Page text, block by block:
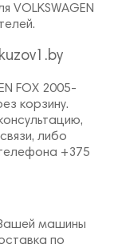
VOLKSWAGEN
FOX 2005-
корзину.
либо
+375
машины
по